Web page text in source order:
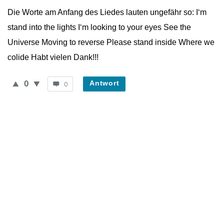
Die Worte am Anfang des Liedes lauten ungefähr so: I‘m
stand into the lights I‘m looking to your eyes See the
Universe Moving to reverse Please stand inside Where we
colide Habt vielen Dank!!!
0 0 Antwort